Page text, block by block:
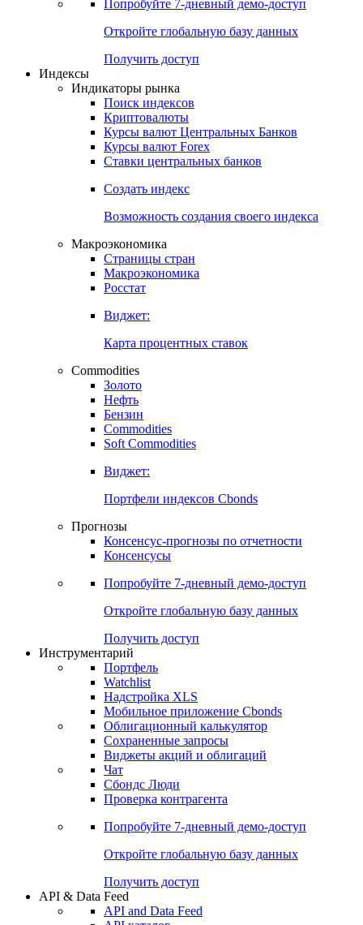
Попробуйте 7-дневный демо-доступ
Откройте глобальную базу данных
Получить доступ
Индексы
Индикаторы рынка
Поиск индексов
Криптовалюты
Курсы валют Центральных Банков
Курсы валют Forex
Ставки центральных банков
Создать индекс
Возможность создания своего индекса
Макроэкономика
Страницы стран
Макроэкономика
Росстат
Виджет:
Карта процентных ставок
Commodities
Золото
Нефть
Бензин
Commodities
Soft Commodities
Виджет:
Портфели индексов Cbonds
Прогнозы
Консенсус-прогнозы по отчетности
Консенсусы
Попробуйте 7-дневный демо-доступ
Откройте глобальную базу данных
Получить доступ
Инструментарий
Портфель
Watchlist
Надстройка XLS
Мобильное приложение Cbonds
Облигационный калькулятор
Сохраненные запросы
Виджеты акций и облигаций
Чат
Сбондс Люди
Проверка контрагента
Попробуйте 7-дневный демо-доступ
Откройте глобальную базу данных
Получить доступ
API & Data Feed
API and Data Feed